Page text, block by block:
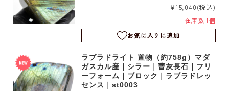
¥15,040(税込)
在庫数 1個
お気に入りに追加
ラブラドライト 置物（約758g）マダ
ガスカル産｜シラー｜曹灰長石｜フリ
ーフォーム｜ブロック｜ラブラドレッ
センス｜st0003